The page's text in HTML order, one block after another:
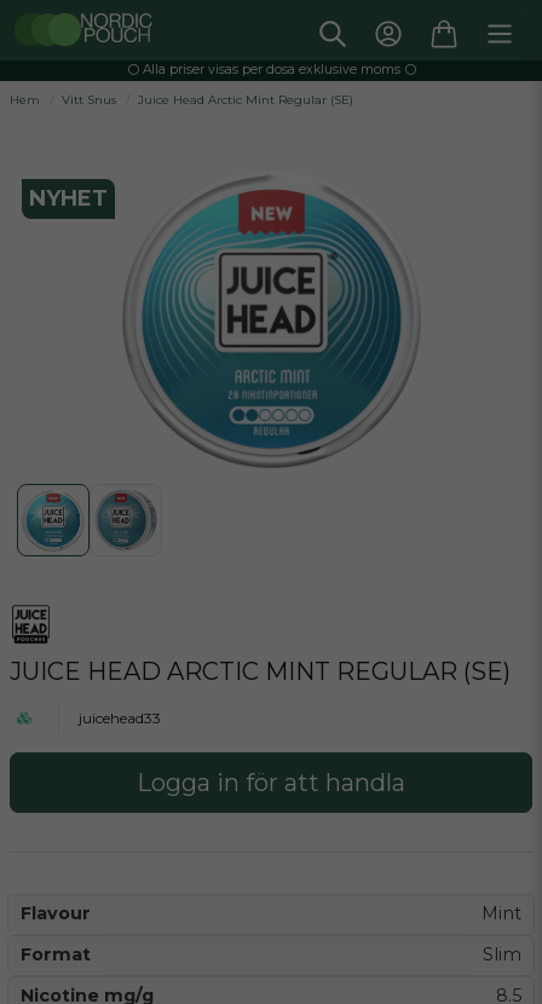
⚪️ Alla priser visas per dosa exklusive moms ⚪️
Hem
Vitt Snus Juice Head Arctic Mint Regular (SE)
NYHET
JUICE HEAD ARCTIC MINT REGULAR (SE)
juicehead33
Logga in för att handla
Flavour
Mint
Format
Slim
Nicotine mg/g
8.5